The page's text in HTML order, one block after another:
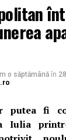
o săptămână în
putea fi
Iulia